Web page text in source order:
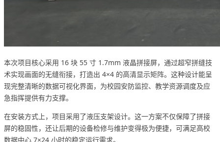
本次项目核心采用 16 块 55 寸 1.7mm 液晶拼接屏，通过超窄拼缝技
术实现画面的无缝衔接，打造出 4×4 的高清显示矩阵。这种设计能呈
现完整清晰的数据可视化界面，为校园安防监控、教学资源调度及应
急指挥提供有力支撑。
在安装方式上，项目采用了液压支架设计。这一方案不仅保障了拼接
屏的稳固性，还让后期的设备检修与维护变得极为便捷，可满足高校
数据中心 7×24 小时的稳定运行需求。